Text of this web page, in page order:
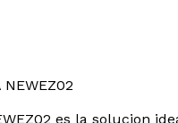
NEWEZ02
es la solucion